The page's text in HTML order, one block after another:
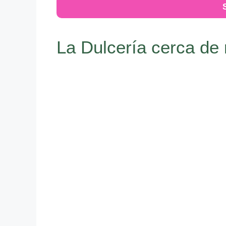
La Dulcería cerca de